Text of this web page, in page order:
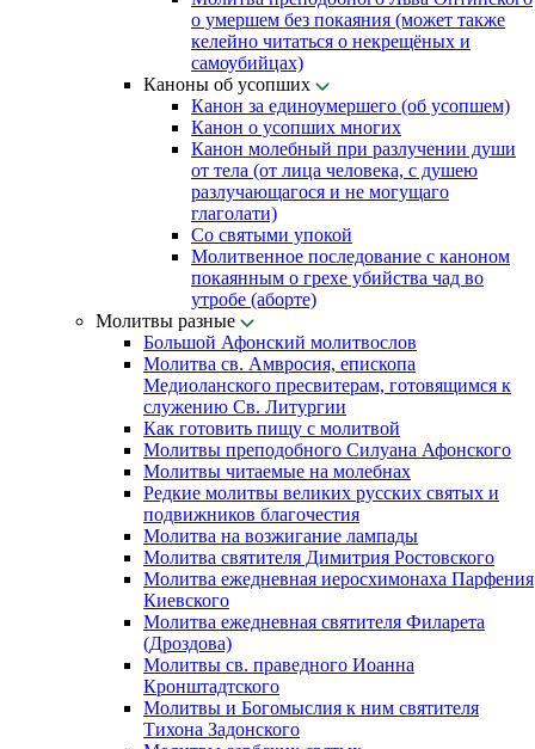
о умершем без покаяния (может также
келейно читаться о некрещёных и
самоубийцах)
Каноны об усопших
Канон за единоумершего (об усопшем)
Канон о усопших многих
Канон молебный при разлучении души
от тела (от лица человека, с душею
разлучающагося и не могущаго
глаголати)
Со святыми упокой
Молитвенное последование с каноном
покаянным о грехе убийства чад во
утробе (аборте)
Молитвы разные
Большой Афонский молитвослов
Молитва св. Амвросия, епископа
Медиоланского пресвитерам, готовящимся к
служению Св. Литургии
Как готовить пищу с молитвой
Молитвы преподобного Силуана Афонского
Молитвы читаемые на молебнах
Редкие молитвы великих русских святых и
подвижников благочестия
Молитва на возжигание лампады
Молитва святителя Димитрия Ростовского
Молитва ежедневная иеросхимонаха Парфения
Киевского
Молитва ежедневная святителя Филарета
(Дроздова)
Молитвы св. праведного Иоанна
Кронштадтского
Молитвы и Богомыслия к ним святителя
Тихона Задонского